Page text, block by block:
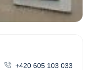
+420 605 103 033